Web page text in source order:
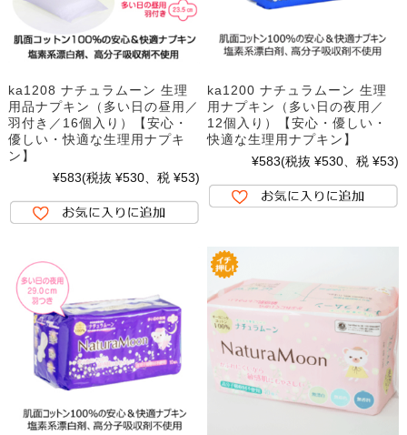
ka1208 ナチュラムーン 生理
用品ナプキン（多い日の昼用／
羽付き／16個入り）【安心・
優しい・快適な生理用ナプキ
ン】
¥583(税抜 ¥530、税 ¥53)
ka1200 ナチュラムーン 生理
用ナプキン（多い日の夜用／
12個入り）【安心・優しい・
快適な生理用ナプキン】
¥583(税抜 ¥530、税 ¥53)